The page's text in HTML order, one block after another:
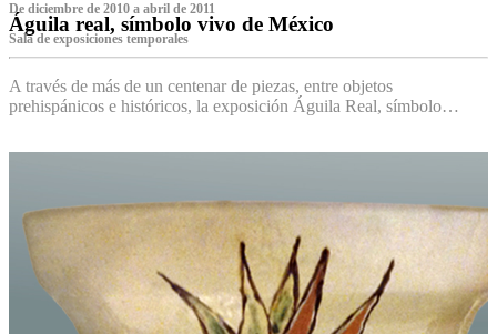
De diciembre de 2010 a abril de 2011
Águila real, símbolo vivo de México
Sala de exposiciones temporales
A través de más de un centenar de piezas, entre objetos
prehispánicos e históricos, la exposición Águila Real, símbolo…